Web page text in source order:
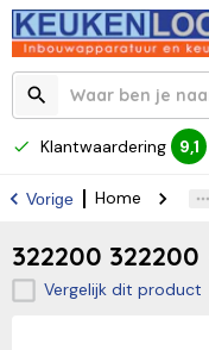
Klantwaardering 9,1
Vorige Home
322200 322200
Vergelijk dit product